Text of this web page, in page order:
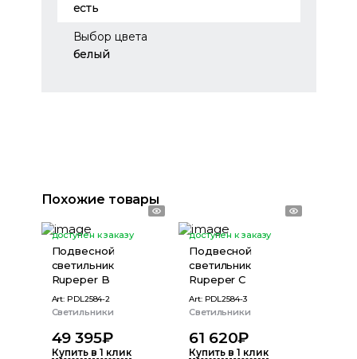
есть
Выбор цвета
белый
Похожие товары
доступен к заказу
Подвесной
светильник
Rupeper B
Art: PDL2584-2
Светильники
49 395₽
Купить в 1 клик
доступен к заказу
Подвесной
светильник
Rupeper C
Art: PDL2584-3
Светильники
61 620₽
Купить в 1 клик